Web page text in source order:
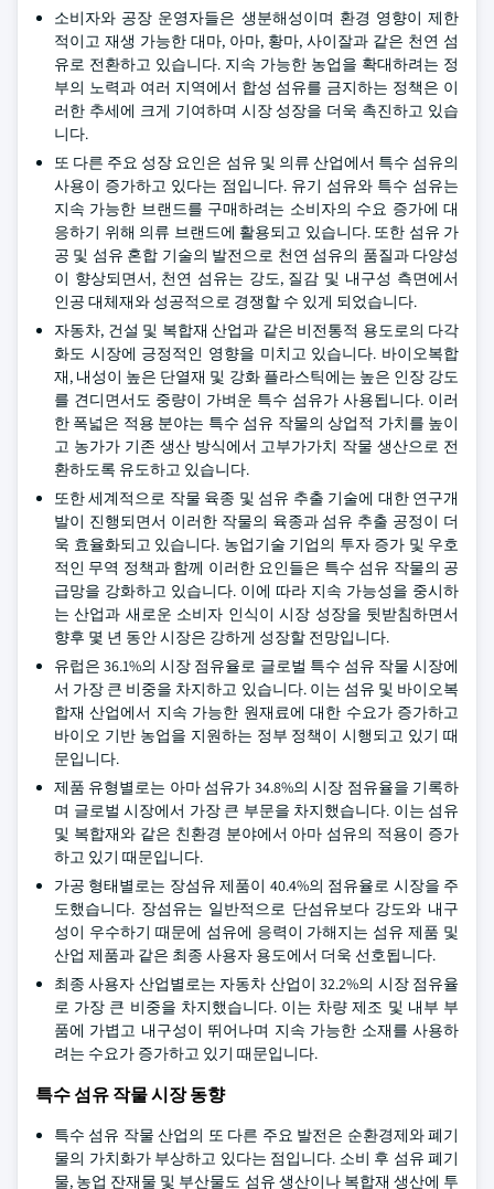
소비자와 공장 운영자들은 생분해성이며 환경 영향이 제한
적이고 재생 가능한 대마, 아마, 황마, 사이잘과 같은 천연 섬
유로 전환하고 있습니다. 지속 가능한 농업을 확대하려는 정
부의 노력과 여러 지역에서 합성 섬유를 금지하는 정책은 이
러한 추세에 크게 기여하며 시장 성장을 더욱 촉진하고 있습
니다.
또 다른 주요 성장 요인은 섬유 및 의류 산업에서 특수 섬유의
사용이 증가하고 있다는 점입니다. 유기 섬유와 특수 섬유는
지속 가능한 브랜드를 구매하려는 소비자의 수요 증가에 대
응하기 위해 의류 브랜드에 활용되고 있습니다. 또한 섬유 가
공 및 섬유 혼합 기술의 발전으로 천연 섬유의 품질과 다양성
이 향상되면서, 천연 섬유는 강도, 질감 및 내구성 측면에서
인공 대체재와 성공적으로 경쟁할 수 있게 되었습니다.
자동차, 건설 및 복합재 산업과 같은 비전통적 용도로의 다각
화도 시장에 긍정적인 영향을 미치고 있습니다. 바이오복합
재, 내성이 높은 단열재 및 강화 플라스틱에는 높은 인장 강도
를 견디면서도 중량이 가벼운 특수 섬유가 사용됩니다. 이러
한 폭넓은 적용 분야는 특수 섬유 작물의 상업적 가치를 높이
고 농가가 기존 생산 방식에서 고부가가치 작물 생산으로 전
환하도록 유도하고 있습니다.
또한 세계적으로 작물 육종 및 섬유 추출 기술에 대한 연구개
발이 진행되면서 이러한 작물의 육종과 섬유 추출 공정이 더
욱 효율화되고 있습니다. 농업기술 기업의 투자 증가 및 우호
적인 무역 정책과 함께 이러한 요인들은 특수 섬유 작물의 공
급망을 강화하고 있습니다. 이에 따라 지속 가능성을 중시하
는 산업과 새로운 소비자 인식이 시장 성장을 뒷받침하면서
향후 몇 년 동안 시장은 강하게 성장할 전망입니다.
유럽은 36.1%의 시장 점유율로 글로벌 특수 섬유 작물 시장에
서 가장 큰 비중을 차지하고 있습니다. 이는 섬유 및 바이오복
합재 산업에서 지속 가능한 원재료에 대한 수요가 증가하고
바이오 기반 농업을 지원하는 정부 정책이 시행되고 있기 때
문입니다.
제품 유형별로는 아마 섬유가 34.8%의 시장 점유율을 기록하
며 글로벌 시장에서 가장 큰 부문을 차지했습니다. 이는 섬유
및 복합재와 같은 친환경 분야에서 아마 섬유의 적용이 증가
하고 있기 때문입니다.
가공 형태별로는 장섬유 제품이 40.4%의 점유율로 시장을 주
도했습니다. 장섬유는 일반적으로 단섬유보다 강도와 내구
성이 우수하기 때문에 섬유에 응력이 가해지는 섬유 제품 및
산업 제품과 같은 최종 사용자 용도에서 더욱 선호됩니다.
최종 사용자 산업별로는 자동차 산업이 32.2%의 시장 점유율
로 가장 큰 비중을 차지했습니다. 이는 차량 제조 및 내부 부
품에 가볍고 내구성이 뛰어나며 지속 가능한 소재를 사용하
려는 수요가 증가하고 있기 때문입니다.
특수 섬유 작물 시장 동향
특수 섬유 작물 산업의 또 다른 주요 발전은 순환경제와 폐기
물의 가치화가 부상하고 있다는 점입니다. 소비 후 섬유 폐기
물, 농업 잔재물 및 부산물도 섬유 생산이나 복합재 생산에 투